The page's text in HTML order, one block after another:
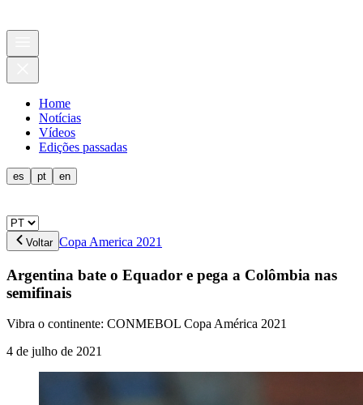
Home
Notícias
Vídeos
Edições passadas
es pt en
Voltar Copa America 2021
Argentina bate o Equador e pega a Colômbia nas
semifinais
Vibra o continente: CONMEBOL Copa América 2021
4 de julho de 2021